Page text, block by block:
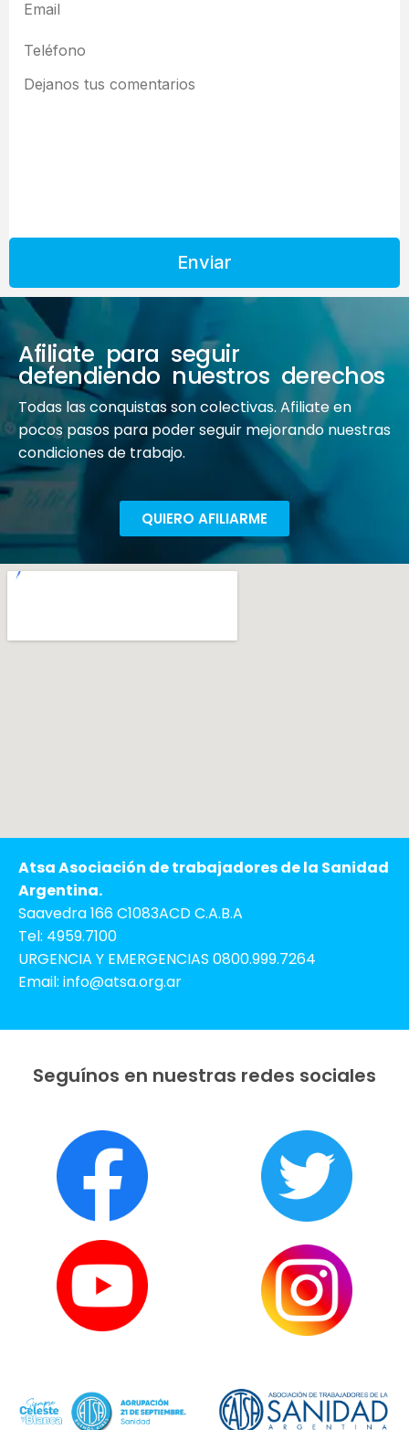
Enviar
Afiliate para seguir
defendiendo nuestros derechos
Todas las conquistas son colectivas. Afiliate en
pocos pasos para poder seguir mejorando nuestras
condiciones de trabajo.
QUIERO AFILIARME
Atsa Asociación de trabajadores de la Sanidad
Argentina.
Saavedra 166 C1083ACD C.A.B.A
Tel: 4959.7100
URGENCIA Y EMERGENCIAS 0800.999.7264
Email: info@atsa.org.ar
Seguínos en nuestras redes sociales